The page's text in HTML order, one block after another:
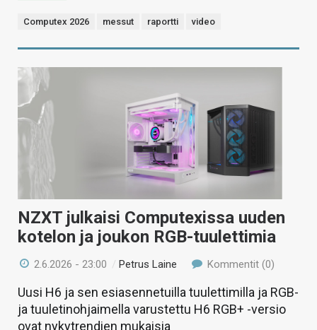
Computex 2026 messut raportti video
NZXT julkaisi Computexissa uuden
kotelon ja joukon RGB-tuulettimia
2.6.2026 - 23:00 /Petrus Laine Kommentit (0)
Uusi H6 ja sen esiasennetuilla tuulettimilla ja RGB-
ja tuuletinohjaimella varustettu H6 RGB+ -versio
ovat nykytrendien mukaisia